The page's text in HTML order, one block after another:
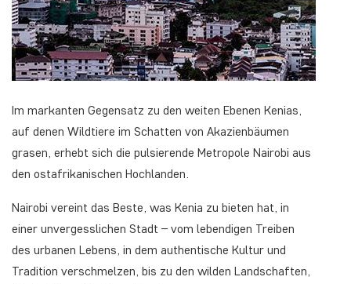
Im markanten Gegensatz zu den weiten Ebenen Kenias,
auf denen Wildtiere im Schatten von Akazienbäumen
grasen, erhebt sich die pulsierende Metropole Nairobi aus
den ostafrikanischen Hochlanden.
Nairobi vereint das Beste, was Kenia zu bieten hat, in
einer unvergesslichen Stadt – vom lebendigen Treiben
des urbanen Lebens, in dem authentische Kultur und
Tradition verschmelzen, bis zu den wilden Landschaften,